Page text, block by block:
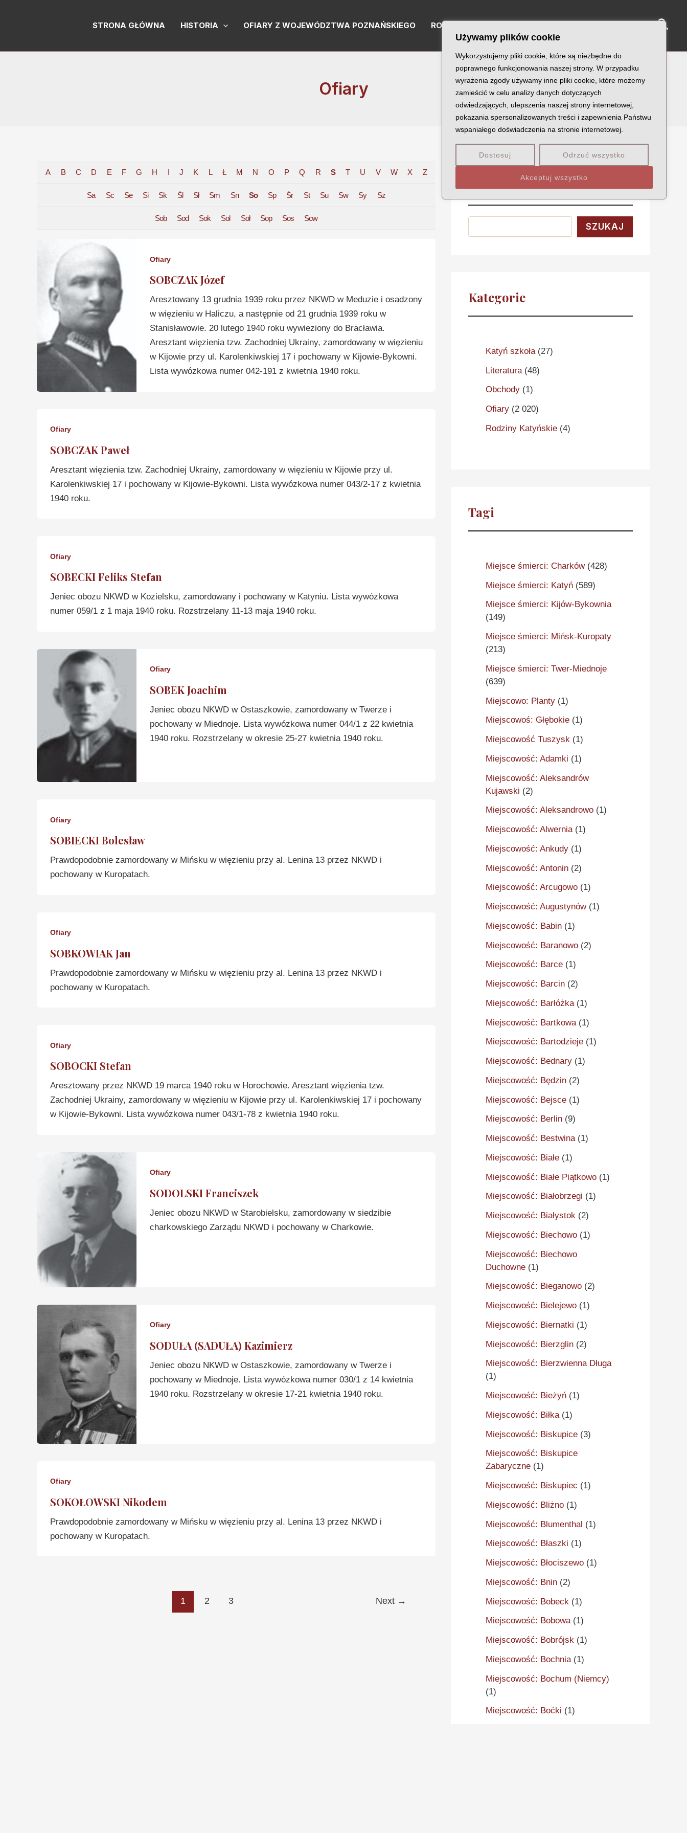
Używamy plików cookie
Wykorzystujemy pliki cookie, które są niezbędne do
poprawnego funkcjonowania naszej strony. W przypadku
wyrażenia zgody używamy inne pliki cookie, które możemy
zamieścić w celu analizy danych dotyczących
odwiedzających, ulepszenia naszej strony internetowej,
pokazania spersonalizowanych treści i zapewnienia Państwu
wspaniałego doświadczenia na stronie internetowej.
Dostosuj Odrzuć wszystko
Akceptuj wszystko
STRONA GŁÓWNA HISTORIA OFIARY Z WOJEWÓDZTWA POZNAŃSKIEGO RODZINY KATYŃSKIE
Ofiary
A B C D E F G H I J K L Ł M N O P Q R S T U V W X Z
Sa Sc Se Si Sk Śl Sł Sm Sn So Sp Śr St Su Sw Sy Sz
Sob Sod Sok Sol Soł Sop Sos Sow
Ofiary
SOBCZAK Józef
Aresztowany 13 grudnia 1939 roku przez NKWD w Meduzie i osadzony
w więzieniu w Haliczu, a następnie od 21 grudnia 1939 roku w
Stanisławowie. 20 lutego 1940 roku wywieziony do Bracławia.
Aresztant więzienia tzw. Zachodniej Ukrainy, zamordowany w więzieniu
w Kijowie przy ul. Karolenkiwskiej 17 i pochowany w Kijowie-Bykowni.
Lista wywózkowa numer 042-191 z kwietnia 1940 roku.
Ofiary
SOBCZAK Paweł
Aresztant więzienia tzw. Zachodniej Ukrainy, zamordowany w więzieniu w Kijowie przy ul.
Karolenkiwskiej 17 i pochowany w Kijowie-Bykowni. Lista wywózkowa numer 043/2-17 z kwietnia
1940 roku.
Ofiary
SOBECKI Feliks Stefan
Jeniec obozu NKWD w Kozielsku, zamordowany i pochowany w Katyniu. Lista wywózkowa
numer 059/1 z 1 maja 1940 roku. Rozstrzelany 11-13 maja 1940 roku.
Ofiary
SOBEK Joachim
Jeniec obozu NKWD w Ostaszkowie, zamordowany w Twerze i
pochowany w Miednoje. Lista wywózkowa numer 044/1 z 22 kwietnia
1940 roku. Rozstrzelany w okresie 25-27 kwietnia 1940 roku.
Ofiary
SOBIECKI Bolesław
Prawdopodobnie zamordowany w Mińsku w więzieniu przy al. Lenina 13 przez NKWD i
pochowany w Kuropatach.
Ofiary
SOBKOWIAK Jan
Prawdopodobnie zamordowany w Mińsku w więzieniu przy al. Lenina 13 przez NKWD i
pochowany w Kuropatach.
Ofiary
SOBOCKI Stefan
Aresztowany przez NKWD 19 marca 1940 roku w Horochowie. Aresztant więzienia tzw.
Zachodniej Ukrainy, zamordowany w więzieniu w Kijowie przy ul. Karolenkiwskiej 17 i pochowany
w Kijowie-Bykowni. Lista wywózkowa numer 043/1-78 z kwietnia 1940 roku.
Ofiary
SODOLSKI Franciszek
Jeniec obozu NKWD w Starobielsku, zamordowany w siedzibie
charkowskiego Zarządu NKWD i pochowany w Charkowie.
Ofiary
SODUŁA (SADUŁA) Kazimierz
Jeniec obozu NKWD w Ostaszkowie, zamordowany w Twerze i
pochowany w Miednoje. Lista wywózkowa numer 030/1 z 14 kwietnia
1940 roku. Rozstrzelany w okresie 17-21 kwietnia 1940 roku.
Ofiary
SOKOŁOWSKI Nikodem
Prawdopodobnie zamordowany w Mińsku w więzieniu przy al. Lenina 13 przez NKWD i
pochowany w Kuropatach.
1 2 3 Next →
Wyszukaj
Szukaj
SZUKAJ
Kategorie
Katyń szkoła (27)
Literatura (48)
Obchody (1)
Ofiary (2 020)
Rodziny Katyńskie (4)
Tagi
Miejsce śmierci: Charków(428)
Miejsce śmierci: Katyń (589)
Miejsce śmierci: Kijów-Bykownia
(149)
Miejsce śmierci: Mińsk-Kuropaty
(213)
Miejsce śmierci: Twer-Miednoje
(639)
Miejscowo: Planty (1)
Miejscowoś: Głębokie (1)
Miejscowość Tuszysk (1)
Miejscowość: Adamki (1)
Miejscowość: Aleksandrów
Kujawski (2)
Miejscowość: Aleksandrowo (1)
Miejscowość: Alwernia(1)
Miejscowość: Ankudy (1)
Miejscowość: Antonin (2)
Miejscowość: Arcugowo (1)
Miejscowość: Augustynów(1)
Miejscowość: Babin (1)
Miejscowość: Baranowo (2)
Miejscowość: Barce (1)
Miejscowość: Barcin (2)
Miejscowość: Barłóżka (1)
Miejscowość: Bartkowa (1)
Miejscowość: Bartodzieje (1)
Miejscowość: Bednary (1)
Miejscowość: Będzin (2)
Miejscowość: Bejsce (1)
Miejscowość: Berlin (9)
Miejscowość: Bestwina(1)
Miejscowość: Białe (1)
Miejscowość: Białe Piątkowo (1)
Miejscowość: Białobrzegi (1)
Miejscowość: Białystok (2)
Miejscowość: Biechowo (1)
Miejscowość: Biechowo
Duchowne (1)
Miejscowość: Bieganowo (2)
Miejscowość: Bielejewo (1)
Miejscowość: Biernatki (1)
Miejscowość: Bierzglin (2)
Miejscowość: Bierzwienna Długa
(1)
Miejscowość: Bieżyń (1)
Miejscowość: Biłka (1)
Miejscowość: Biskupice (3)
Miejscowość: Biskupice
Zabaryczne (1)
Miejscowość: Biskupiec (1)
Miejscowość: Bliżno (1)
Miejscowość: Blumenthal (1)
Miejscowość: Błaszki (1)
Miejscowość: Błociszewo (1)
Miejscowość: Bnin (2)
Miejscowość: Bobeck (1)
Miejscowość: Bobowa(1)
Miejscowość: Bobrójsk (1)
Miejscowość: Bochnia (1)
Miejscowość: Bochum (Niemcy)
(1)
Miejscowość: Boćki (1)